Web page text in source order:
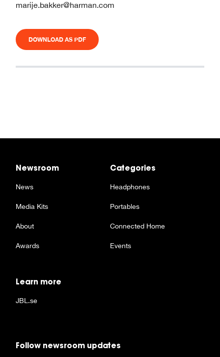
marije.bakker@harman.com
DOWNLOAD AS PDF
Newsroom
News
Media Kits
About
Awards
Categories
Headphones
Portables
Connected Home
Events
Learn more
JBL.se
Follow newsroom updates